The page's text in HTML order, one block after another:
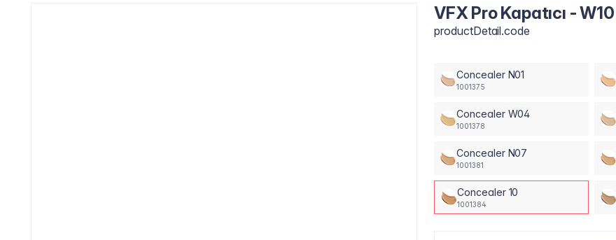
VFX Pro Kapatıcı - W10
productDetail.code
Concealer N01
1001375
Concealer W04
1001378
Concealer N07
1001381
Concealer 10
1001384